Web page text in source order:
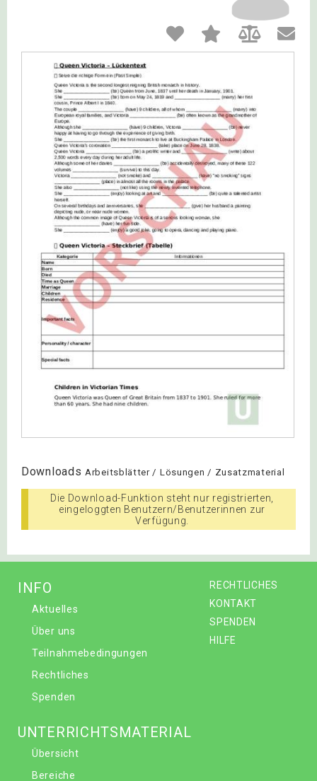
Downloads Arbeitsblätter / Lösungen / Zusatzmaterial
Die Download-Funktion steht nur registrierten,
eingeloggten Benutzern/Benutzerinnen zur
Verfügung.
RECHTLICHES
KONTAKT
SPENDEN
HILFE
INFO
Aktuelles
Über uns
Teilnahmebedingungen
Rechtliches
Spenden
UNTERRICHTSMATERIAL
Übersicht
Bereiche